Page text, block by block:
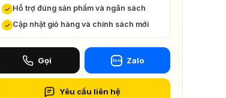
Hỗ trợ đúng sản phẩm và ngân sách
Cập nhật giỏ hàng và chính sách mới
Gọi Zalo Zalo
Yêu cầu liên hệ